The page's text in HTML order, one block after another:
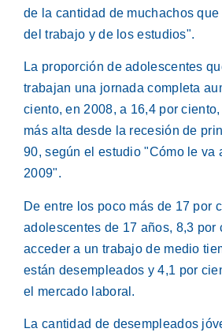
de la cantidad de muchachos
del trabajo y de los estudios".
La proporción de adolescentes
trabajan una jornada completa
ciento, en 2008, a 16,4 por
más alta desde la recesión de
90, según el estudio "Cómo le va
2009".
De entre los poco más de 17 por
adolescentes de 17 años, 8,3 por
acceder a un trabajo de medio
están desempleados y 4,1 por
el mercado laboral.
La cantidad de desempleados